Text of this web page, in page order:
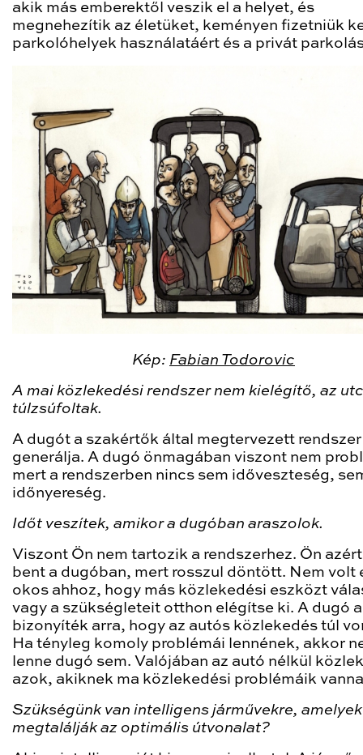
akik más emberektől veszik el a helyet, és
megnehezítik az életüket, keményen fizetniük
parkolóhelyek használatáért és a privát
Kép: Fabian Todorovic
A mai közlekedési rendszer nem kielégítő, az
túlzsúfoltak.
A dugót a szakértők által megtervezett rendszer
generálja. A dugó önmagában viszont nem
mert a rendszerben nincs sem időveszteség,
időnyereség.
Időt veszítek, amikor a dugóban araszolok.
Viszont Ön nem tartozik a rendszerhez. Ön
bent a dugóban, mert rosszul döntött. Nem volt
okos ahhoz, hogy más közlekedési eszközt
vagy a szükségleteit otthon elégítse ki. A dugó a
bizonyíték arra, hogy az autós közlekedés túl
Ha tényleg komoly problémái lennének, akkor
lenne dugó sem. Valójában az autó nélkül
azok, akiknek ma közlekedési problémáik
Szükségünk van intelligens járművekre, amelyek
megtalálják az optimális útvonalat?